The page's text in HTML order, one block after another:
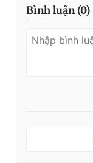
Bình luận (0)